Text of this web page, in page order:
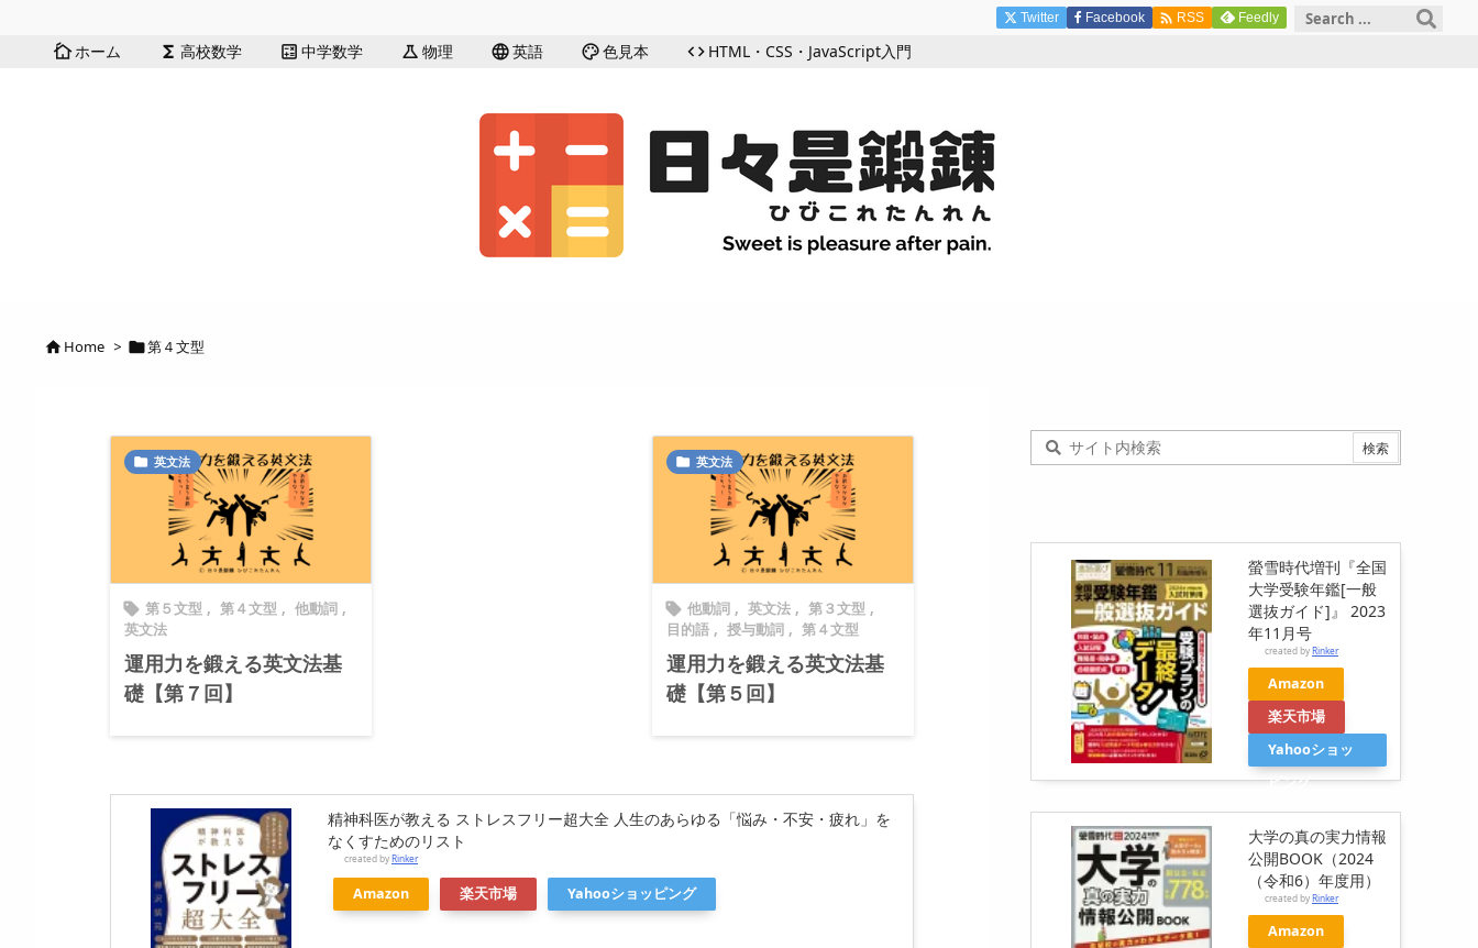
cottageホーム functions 高校数学 calculate 中学数学 science 物理 language英語 palette色見本 codeHTML・CSS・JavaScript入門
Twitter Facebook  RSS Feedly
Home > 第４文型
 英文法
 第５文型 , 第４文型 , 他動詞 ,
英文法
運用力を鍛える英文法基
礎【第７回】
 英文法
 他動詞 , 英文法 , 第３文型 ,
目的語 , 授与動詞 , 第４文型
運用力を鍛える英文法基
礎【第５回】
精神科医が教える ストレスフリー超大全 人生のあらゆる「悩み・不安・疲れ」を
なくすためのリスト
created byRinker
Amazon 楽天市場 Yahooショッピング
螢雪時代増刊『全国
大学受験年鑑[一般
選抜ガイド]』 2023
年11月号
created byRinker
Amazon
楽天市場
Yahooショッ
ピング
大学の真の実力情報
公開BOOK（2024
（令和6）年度用）
created byRinker
Amazon